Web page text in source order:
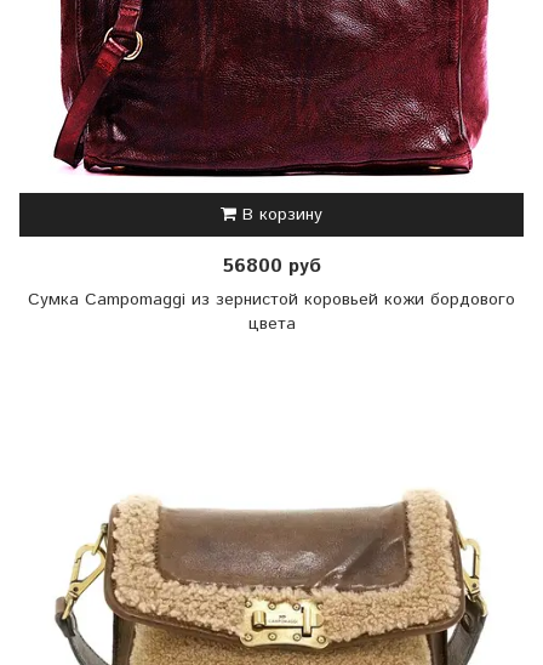
В корзину
56800 руб
Сумка Campomaggi из зернистой коровьей кожи бордового
цвета